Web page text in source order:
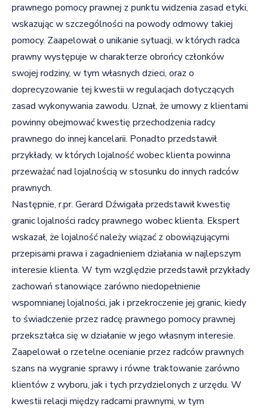
prawnego pomocy prawnej z punktu widzenia zasad etyki,
wskazując w szczególności na powody odmowy takiej
pomocy. Zaapelował o unikanie sytuacji, w których radca
prawny występuje w charakterze obrońcy członków
swojej rodziny, w tym własnych dzieci, oraz o
doprecyzowanie tej kwestii w regulacjach dotyczących
zasad wykonywania zawodu. Uznał, że umowy z klientami
powinny obejmować kwestię przechodzenia radcy
prawnego do innej kancelarii. Ponadto przedstawił
przykłady, w których lojalność wobec klienta powinna
przeważać nad lojalnością w stosunku do innych radców
prawnych.
Następnie, r.pr. Gerard Dźwigała przedstawił kwestię
granic lojalności radcy prawnego wobec klienta. Ekspert
wskazał, że lojalność należy wiązać z obowiązującymi
przepisami prawa i zagadnieniem działania w najlepszym
interesie klienta. W tym względzie przedstawił przykłady
zachowań stanowiące zarówno niedopełnienie
wspomnianej lojalności, jak i przekroczenie jej granic, kiedy
to świadczenie przez radcę prawnego pomocy prawnej
przekształca się w działanie w jego własnym interesie.
Zaapelował o rzetelne ocenianie przez radców prawnych
szans na wygranie sprawy i równe traktowanie zarówno
klientów z wyboru, jak i tych przydzielonych z urzędu. W
kwestii relacji między radcami prawnymi, w tym